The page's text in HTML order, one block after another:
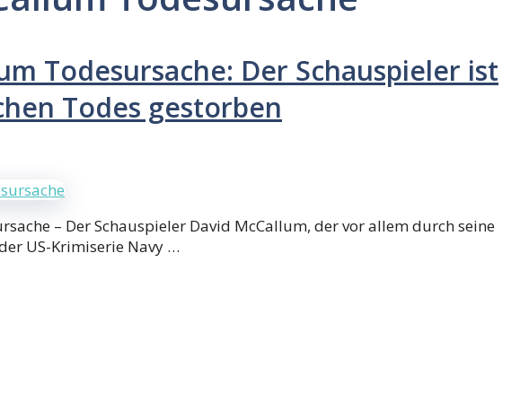
Todesursache: Der Schauspieler ist
Todes gestorben
– Der Schauspieler David McCallum, der vor allem durch seine
US-Krimiserie Navy …